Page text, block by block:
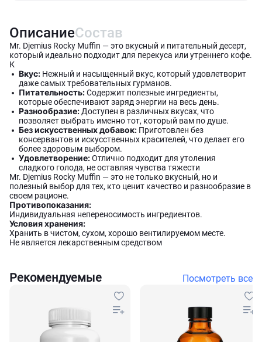
ОписаниеСостав
Mr. Djemius Rocky Muffin — это вкусный и питательный десерт,
который идеально подходит для перекуса или утреннего кофе.
К
Вкус: Нежный и насыщенный вкус, который удовлетворит
даже самых требовательных гурманов.
Питательность:Содержит полезные ингредиенты,
которые обеспечивают заряд энергии на весь день.
Разнообразие: Доступен в различных вкусах, что
позволяет выбрать именно тот, который вам по душе.
Без искусственных добавок: Приготовлен без
консервантов и искусственных красителей, что делает его
более здоровым выбором.
Удовлетворение:Отлично подходит для утоления
сладкого голода, не оставляя чувства тяжести
Mr. Djemius Rocky Muffin — это не только вкусный, но и
полезный выбор для тех, кто ценит качество и разнообразие в
своем рационе.
Противопоказания:
Индивидуальная непереносимость ингредиентов.
Условия хранения:
Хранить в чистом, сухом, хорошо вентилируемом месте.
Не является лекарственным средством
Рекомендуемые Посмотреть все